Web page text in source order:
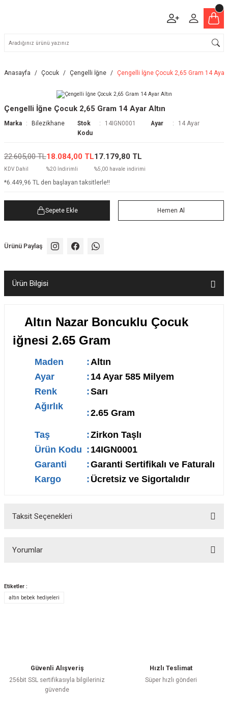
Anasayfa Çocuk Çengelli İğne Çengelli İğne Çocuk 2,65 Gram 14 Ayar
Çengelli İğne Çocuk 2,65 Gram 14 Ayar Altın
Marka Bilezikhane
Stok
Kodu
14IGN0001 Ayar 14 Ayar
22.605,00 TL
KDV Dahil
18.084,00 TL
%20 İndirimli
17.179,80 TL
%5,00 havale indirimi
*6.449,96 TL den başlayan taksitlerle!!
Sepete Ekle Hemen Al
Ürünü Paylaş
Ürün Bilgisi
Altın Nazar Boncuklu Çocuk
iğnesi 2.65 Gram
Maden :Altın
Ayar
: 14 Ayar 585 Milyem
Renk
:Sarı
Ağırlık
:2.65 Gram
Taş :Zirkon Taşlı
Ürün Kodu : 14IGN0001
Garanti
:Garanti Sertifikalı ve Faturalı
Kargo
: Ücretsiz ve Sigortalıdır
Taksit Seçenekleri
Yorumlar
Etiketler :
altın bebek hediyeleri
Güvenli Alışveriş
256bit SSL sertifikasıyla bilgileriniz
güvende
Hızlı Teslimat
Süper hızlı gönderi